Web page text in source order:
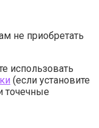
не приобретать
использовать
(если установите
точечные